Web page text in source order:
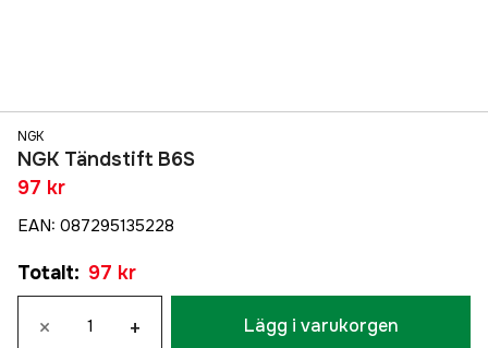
NGK
NGK Tändstift B6S
97 kr
EAN: 087295135228
Totalt: 97 kr
× + Lägg i varukorgen